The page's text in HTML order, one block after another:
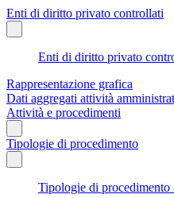
Enti di diritto privato controllati
Enti di diritto privato
Rappresentazione grafica
Dati aggregati attività
Attività e procedimenti
Tipologie di procedimento
Tipologie di procedimento